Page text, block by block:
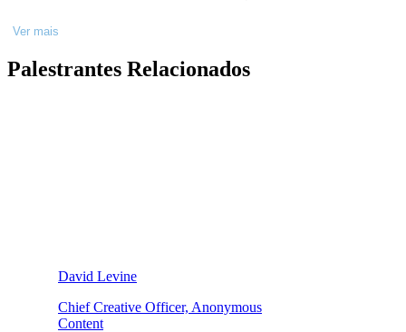
APCA (Associação Paulista dos Críticos de Arte) e do Prêmio
Arcanjo de Cultura. Foi eleita uma das cinco melhores jornalistas
2022. Atuou 20 anos na área de Entretenimento do UOL, com
Ver mais
Palestrantes Relacionados
David Levine
Chief Creative Officer, Anonymous
Content